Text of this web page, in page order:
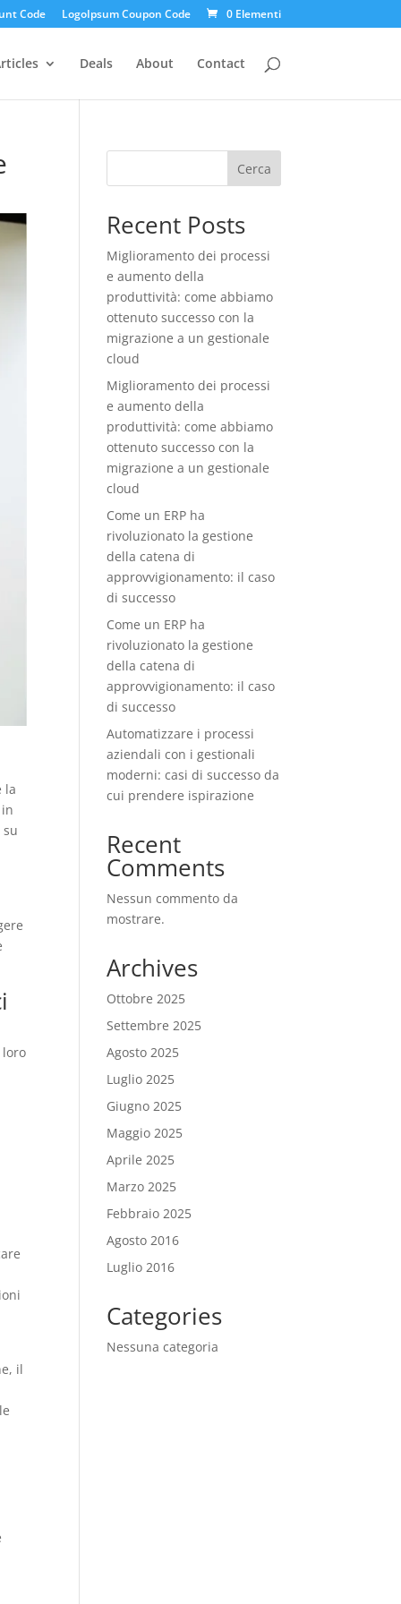
Code LogoIpsum Coupon Code 0 Elementi
Deals About Contact
la
loro
il
Cerca
Recent Posts
Miglioramento dei processi
e aumento della
produttività: come abbiamo
ottenuto successo con la
migrazione a un gestionale
cloud
Miglioramento dei processi
e aumento della
produttività: come abbiamo
ottenuto successo con la
migrazione a un gestionale
cloud
Come un ERP ha
rivoluzionato la gestione
della catena di
approvvigionamento: il caso
di successo
Come un ERP ha
rivoluzionato la gestione
della catena di
approvvigionamento: il caso
di successo
Automatizzare i processi
aziendali con i gestionali
moderni: casi di successo da
cui prendere ispirazione
Recent
Comments
Nessun commento da
mostrare.
Archives
Ottobre 2025
Settembre 2025
Agosto 2025
Luglio 2025
Giugno 2025
Maggio 2025
Aprile 2025
Marzo 2025
Febbraio 2025
Agosto 2016
Luglio 2016
Categories
Nessuna categoria